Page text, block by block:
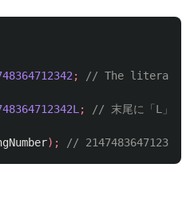
; // The literal
; // 末尾に「L」か
); // 214748364712342